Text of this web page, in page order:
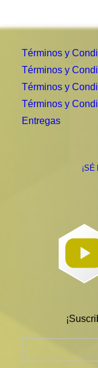
Términos y
Términos y
Términos y
Términos y
Entregas